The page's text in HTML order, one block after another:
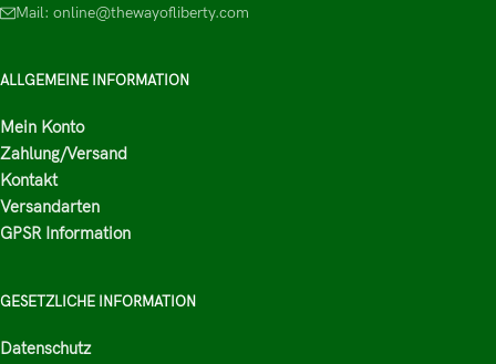
Mail: online@thewayofliberty.com
ALLGEMEINE INFORMATION
Mein Konto
Zahlung/Versand
Kontakt
Versandarten
GPSR Information
GESETZLICHE INFORMATION
Datenschutz